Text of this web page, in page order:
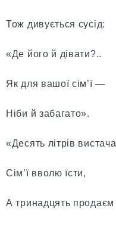
Тож дивується сусід:
«Де його й дівати?..
Як для вашої сім’ї —
Ніби й забагато».
«Десять літрів вистача
Сім’ї вволю їсти,
А тринадцять продаєм